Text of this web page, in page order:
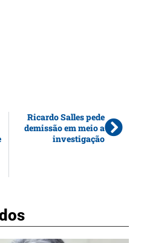
Ricardo Salles pede
demissão em meio a
investigação